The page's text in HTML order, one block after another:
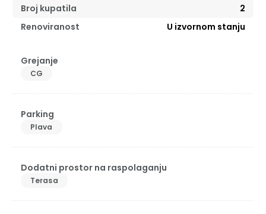
Broj kupatila
2
Renoviranost
U izvornom stanju
Grejanje
CG
Parking
Plava
Dodatni prostor na raspolaganju
Terasa